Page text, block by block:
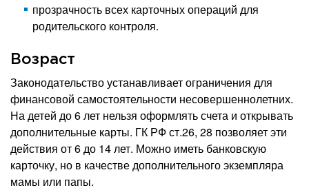
прозрачность всех карточных операций для
родительского контроля.
Возраст
Законодательство устанавливает ограничения для
финансовой самостоятельности несовершеннолетних.
На детей до 6 лет нельзя оформлять счета и открывать
дополнительные карты. ГК РФ ст.26, 28 позволяет эти
действия от 6 до 14 лет. Можно иметь банковскую
карточку, но в качестве дополнительного экземпляра
мамы или папы.